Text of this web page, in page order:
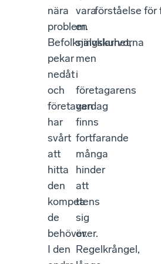
nära
problem.
Befolkningskurvorna
pekar
nedåt
och
företagen
har
svårt
att
hitta
den
kompetens
de
behöver.
I den
vara
en
självklarhet,
men
i
företagarens
vardag
finns
fortfarande
många
hinder
att
ta
sig
över.
Regelkrångel,
förståelse för